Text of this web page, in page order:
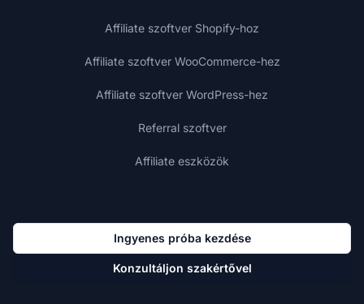
Affiliate szoftver Shopify-hoz
Affiliate szoftver WooCommerce-hez
Affiliate szoftver WordPress-hez
Referral szoftver
Affiliate eszközök
Ingyenes próba kezdése
Konzultáljon szakértővel